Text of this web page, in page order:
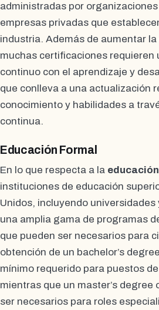
administradas por
empresas privadas que
industria. Además de aumentar
muchas certificaciones requieren
continuo con el aprendizaje y
que conlleva a una actualización
conocimiento y habilidades a
continua.
Educación Formal
En lo que respecta a la
instituciones de educación
Unidos, incluyendo
una amplia gama de programas
que pueden ser necesarios para
obtención de un bachelor’s
mínimo requerido para puestos
mientras que un master’s degree
ser necesarios para roles